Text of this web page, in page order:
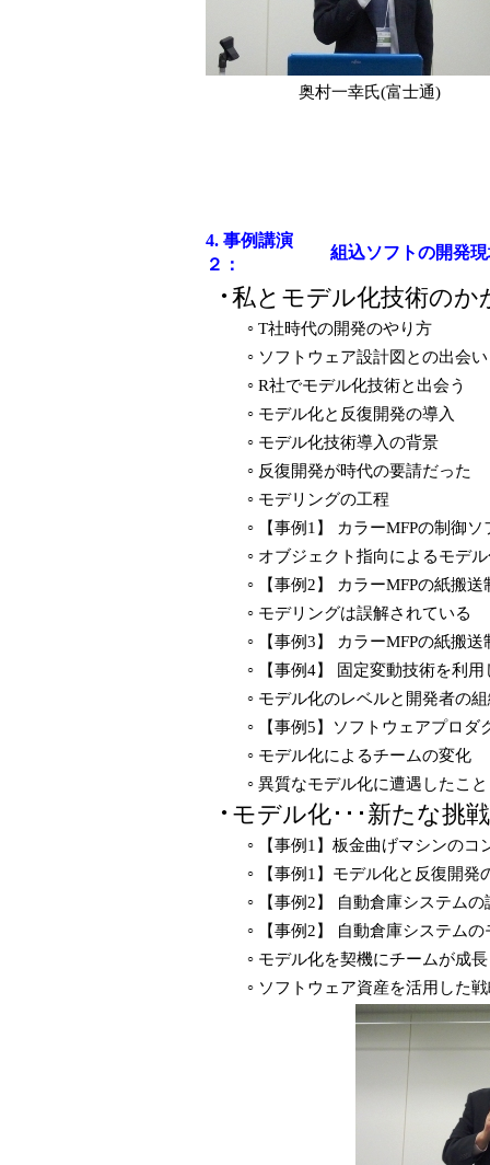
奥村一幸氏(富士通)
4. 事例講演
２：
組込ソフトの開発
● 私とモデル化技術のか
○ T社時代の開発のやり方
○ ソフトウェア設計図との出会い
○ R社でモデル化技術と出会う
○ モデル化と反復開発の導入
○ モデル化技術導入の背景
○ 反復開発が時代の要請だった
○ モデリングの工程
○ 【事例1】 カラーMFPの制御
○ オブジェクト指向によるモデ
○ 【事例2】 カラーMFPの紙搬
○ モデリングは誤解されている
○ 【事例3】 カラーMFPの紙搬
○ 【事例4】 固定変動技術を利
○ モデル化のレベルと開発者の
○ 【事例5】ソフトウェアプロ
○ モデル化によるチームの変化
○ 異質なモデル化に遭遇したこ
● モデル化･･･新たな挑戦
○ 【事例1】板金曲げマシンの
○ 【事例1】モデル化と反復開発
○ 【事例2】 自動倉庫システムの
○ 【事例2】 自動倉庫システム
○ モデル化を契機にチームが成長
○ ソフトウェア資産を活用した